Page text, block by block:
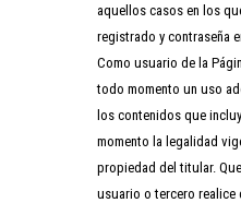
aquellos casos en los
registrado y contraseña
Como usuario de la
todo momento un uso
los contenidos que
momento la legalidad
propiedad del titular.
usuario o tercero